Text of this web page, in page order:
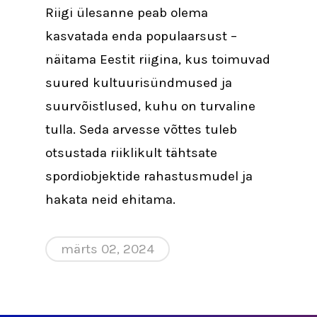
Riigi ülesanne peab olema
kasvatada enda populaarsust –
näitama Eestit riigina, kus toimuvad
suured kultuurisündmused ja
suurvõistlused, kuhu on turvaline
tulla. Seda arvesse võttes tuleb
otsustada riiklikult tähtsate
spordiobjektide rahastusmudel ja
hakata neid ehitama.
märts 02, 2024